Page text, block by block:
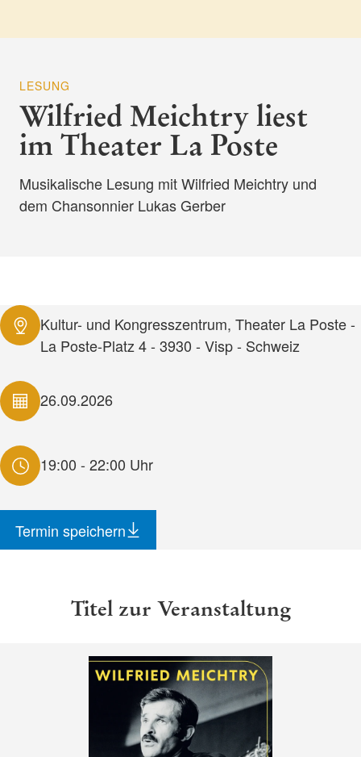
LESUNG
Wilfried Meichtry liest
im Theater La Poste
Musikalische Lesung mit Wilfried Meichtry und
dem Chansonnier Lukas Gerber
Kultur- und Kongresszentrum, Theater La Poste -
La Poste-Platz 4 - 3930 - Visp - Schweiz
26.09.2026
19:00 - 22:00 Uhr
Termin speichern
Titel zur Veranstaltung